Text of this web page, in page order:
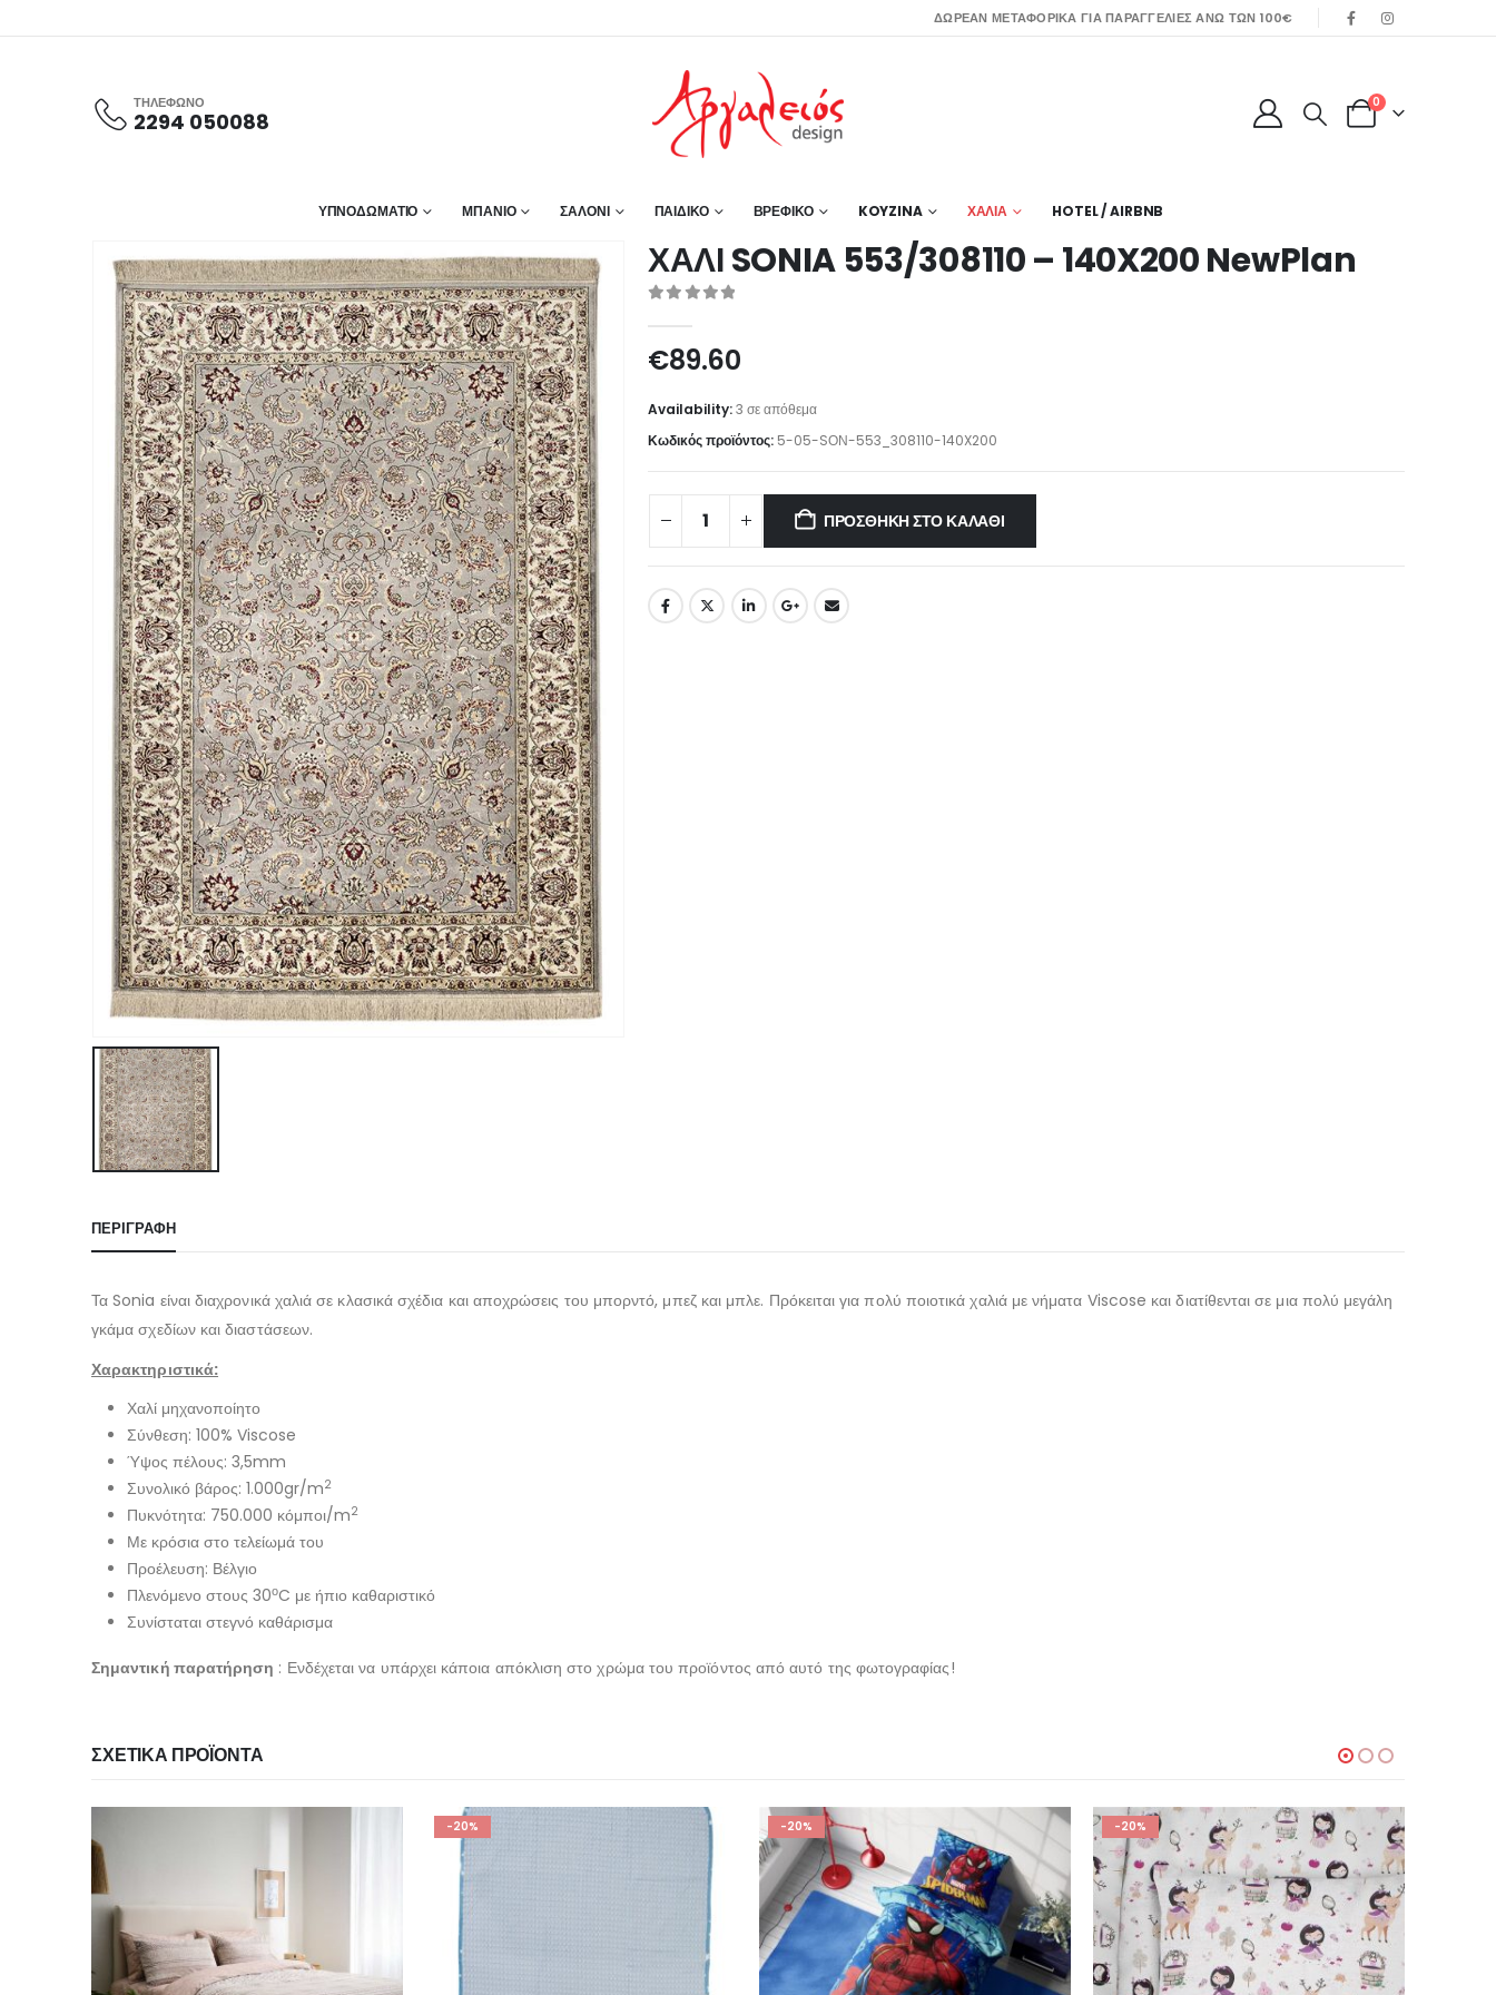
ΔΩΡΕΑΝ ΜΕΤΑΦΟΡΙΚΑ ΓΙΑ ΠΑΡΑΓΓΕΛΙΕΣ ΑΝΩ ΤΩΝ 100€
ΤΗΛΕΦΩΝΟ
2294 050088
0
ΥΠΝΟΔΩΜΑΤΙΟ ΜΠΑΝΙΟ ΣΑΛΟΝΙ ΠΑΙΔΙΚΟ ΒΡΕΦΙΚΟ KOYZINA ΧΑΛΙΑ HOTEL / AIRBNB
ΧΑΛΙ SONIA 553/308110 – 140X200 NewPlan
€89.60
Availability:3 σε απόθεμα
Κωδικός προϊόντος: 5-05-SΟΝ-553_308110-140X200
ΠΡΟΣΘΉΚΗ ΣΤΟ ΚΑΛΆΘΙ
ΠΕΡΙΓΡΑΦΉ
Τα Sonia είναι διαχρονικά χαλιά σε κλασικά σχέδια και αποχρώσεις του μπορντό, μπεζ και μπλε. Πρόκειται για πολύ ποιοτικά χαλιά με νήματα Viscose και διατίθενται σε μια πολύ μεγάλη
γκάμα σχεδίων και διαστάσεων.
Χαρακτηριστικά:
Χαλί μηχανοποίητο
Σύνθεση: 100% Viscose
Ύψος πέλους: 3,5mm
Συνολικό βάρος: 1.000gr/m2
Πυκνότητα: 750.000 κόμποι/m2
Με κρόσια στο τελείωμά του
Προέλευση: Βέλγιο
Πλενόμενο στους 30οC με ήπιο καθαριστικό
Συνίσταται στεγνό καθάρισμα
Σημαντική παρατήρηση : Ενδέχεται να υπάρχει κάποια απόκλιση στο χρώμα του προϊόντος από αυτό της φωτογραφίας!
ΣΧΕΤΙΚΆ ΠΡΟΪΌΝΤΑ
-20% -20%